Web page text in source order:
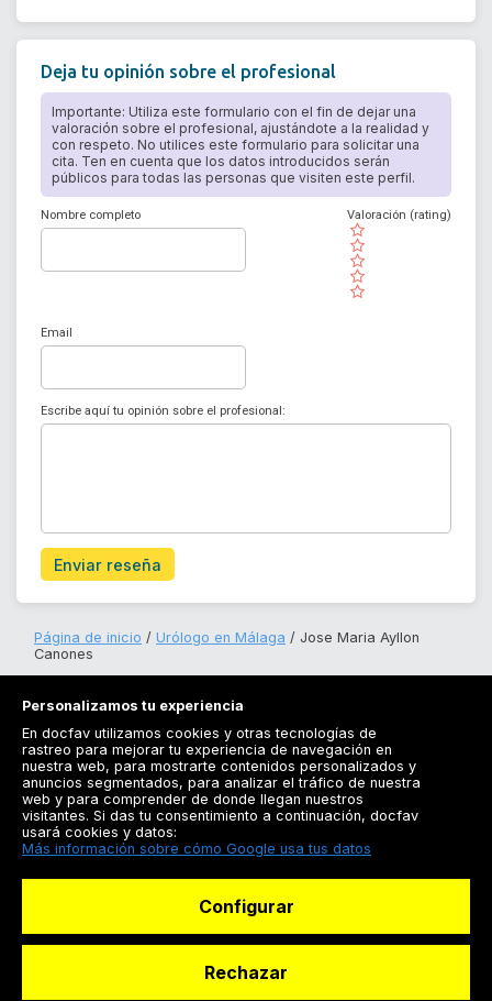
Deja tu opinión sobre el profesional
Importante: Utiliza este formulario con el fin de dejar una
valoración sobre el profesional, ajustándote a la realidad y
con respeto. No utilices este formulario para solicitar una
cita. Ten en cuenta que los datos introducidos serán
públicos para todas las personas que visiten este perfil.
Nombre completo
( )
( )
( )
( )
( )
Valoración (rating)
Email
Escribe aquí tu opinión sobre el profesional:
Enviar reseña
Página de inicio Urólogo en Málaga
Jose Maria Ayllon
Canones
Registrarse
Docfav
Personalizamos tu experiencia
En docfav utilizamos cookies y otras tecnologías de
rastreo para mejorar tu experiencia de navegación en
nuestra web, para mostrarte contenidos personalizados y
anuncios segmentados, para analizar el tráfico de nuestra
web y para comprender de donde llegan nuestros
visitantes. Si das tu consentimiento a continuación, docfav
usará cookies y datos:
Más información sobre cómo Google usa tus datos
Configurar
Rechazar